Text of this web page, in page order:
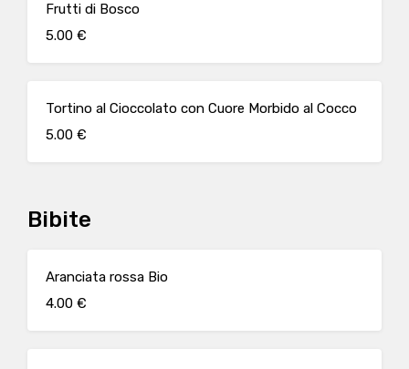
Frutti di Bosco
5.00 €
Tortino al Cioccolato con Cuore Morbido al Cocco
5.00 €
Bibite
Aranciata rossa Bio
4.00 €